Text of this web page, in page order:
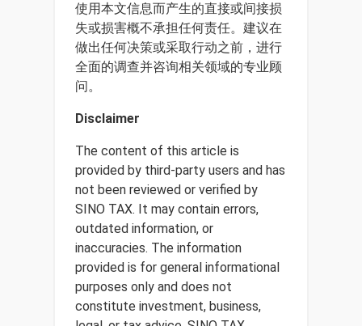
使用本文信息而产生的直接或间接损
失或损害概不承担任何责任。建议在
做出任何决策或采取行动之前，进行
全面的调查并咨询相关领域的专业顾
问。
Disclaimer
The content of this article is
provided by third-party users and has
not been reviewed or verified by
SINO TAX. It may contain errors,
outdated information, or
inaccuracies. The information
provided is for general informational
purposes only and does not
constitute investment, business,